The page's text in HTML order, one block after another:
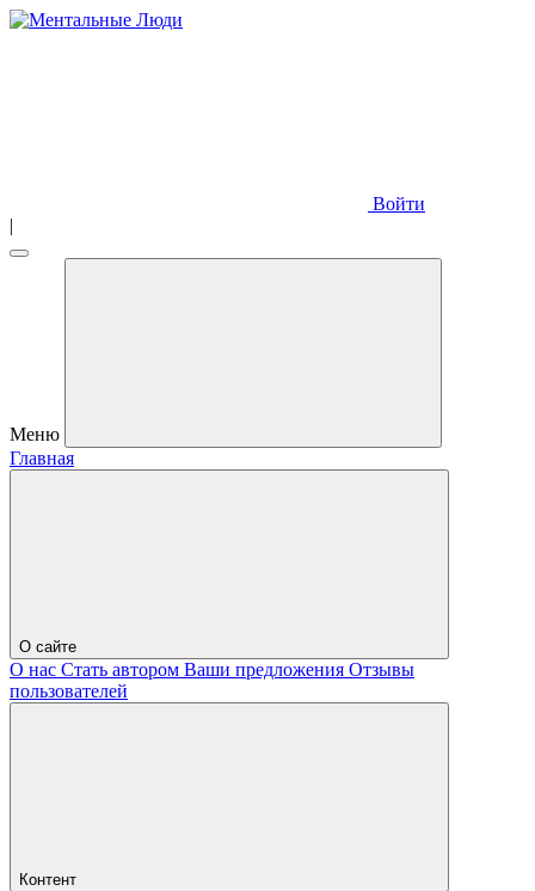
Войти
|
Меню
Главная
О сайте
О нас Стать автором Ваши предложения Отзывы
пользователей
Контент